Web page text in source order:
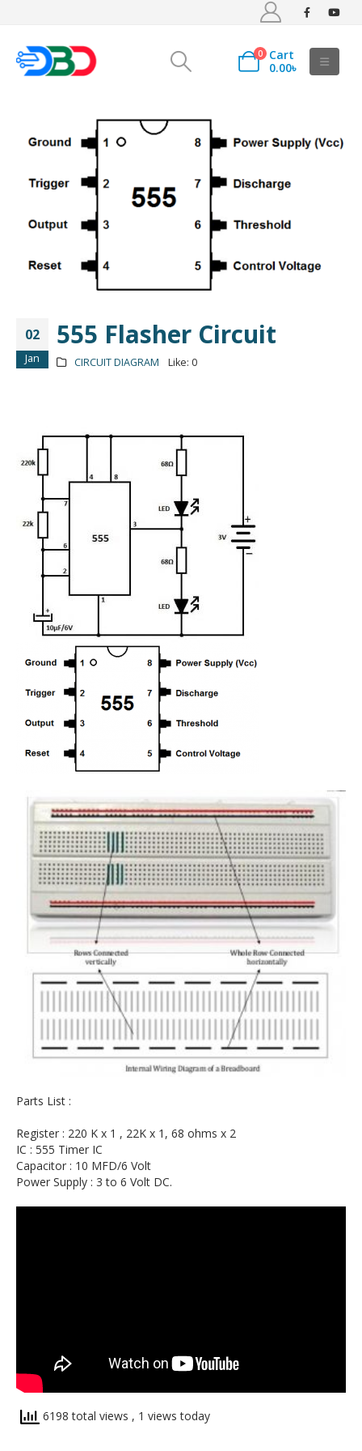
0
Cart
0.00৳
02
Jan
555 Flasher Circuit
CIRCUIT DIAGRAM Like: 0
Parts List :
Register : 220 K x 1 , 22K x 1, 68 ohms x 2
IC : 555 Timer IC
Capacitor : 10 MFD/6 Volt
Power Supply : 3 to 6 Volt DC.
6198 total views , 1 views today